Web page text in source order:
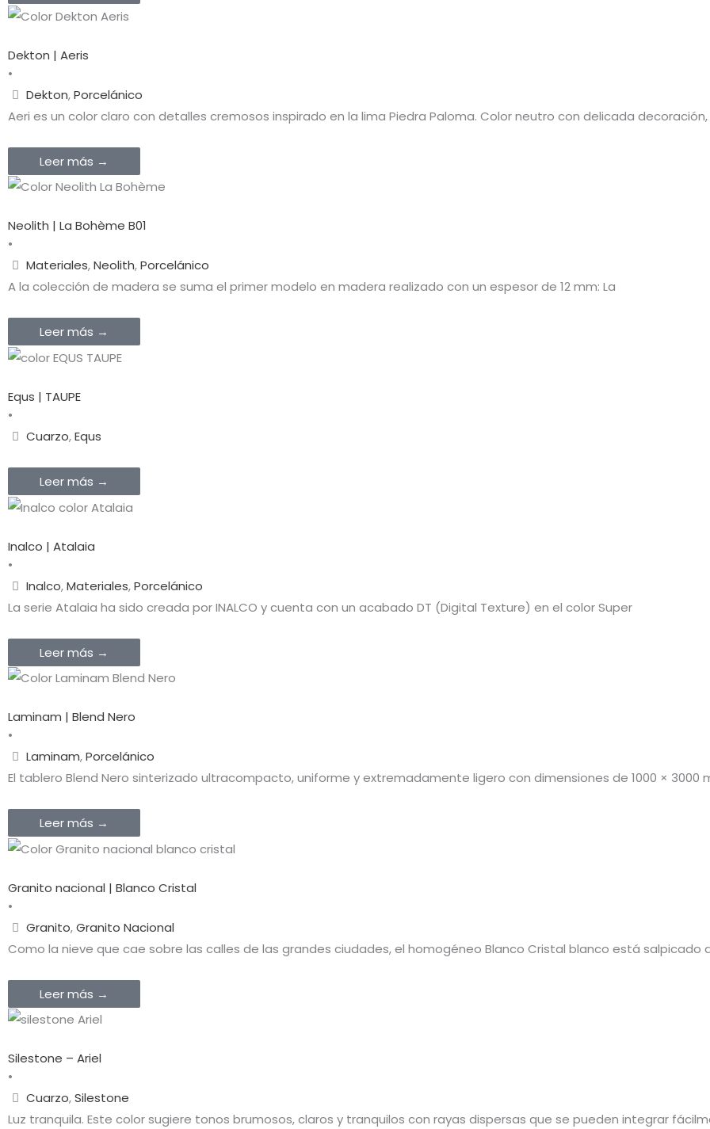
Dekton | Aeris
•
Dekton,Porcelánico
Aeri es un color claro con detalles cremosos inspirado en la lima Piedra Paloma. Color neutro con delicada
Leer más →
Neolith | La Bohème B01
•
Materiales,Neolith,Porcelánico
A la colección de madera se suma el primer modelo en madera realizado con un espesor de 12 mm: La
Leer más →
Equs | TAUPE
•
Cuarzo,Equs
Leer más →
Inalco | Atalaia
•
Inalco,Materiales,Porcelánico
La serie Atalaia ha sido creada por INALCO y cuenta con un acabado DT (Digital Texture) en el color Super
Leer más →
Laminam | Blend Nero
•
Laminam,Porcelánico
El tablero Blend Nero sinterizado ultracompacto, uniforme y extremadamente ligero con dimensiones de 1000 × 3000
Leer más →
Granito nacional | Blanco Cristal
•
Granito,Granito Nacional
Como la nieve que cae sobre las calles de las grandes ciudades, el homogéneo Blanco Cristal blanco está salpicado
Leer más →
Silestone – Ariel
•
Cuarzo,Silestone
Luz tranquila. Este color sugiere tonos brumosos, claros y tranquilos con rayas dispersas que se pueden integrar